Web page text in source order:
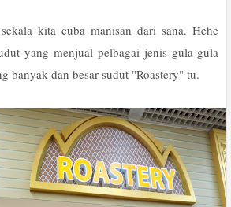
kita cuba manisan dari sana. Hehe
yang menjual pelbagai jenis gula-gula
banyak dan besar sudut "Roastery" tu.